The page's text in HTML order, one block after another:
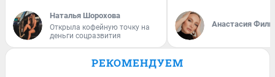
Наталья Шорохова
Открыла кофейную точку на
деньги соцразвития
Анастасия
РЕКОМЕНДУЕМ